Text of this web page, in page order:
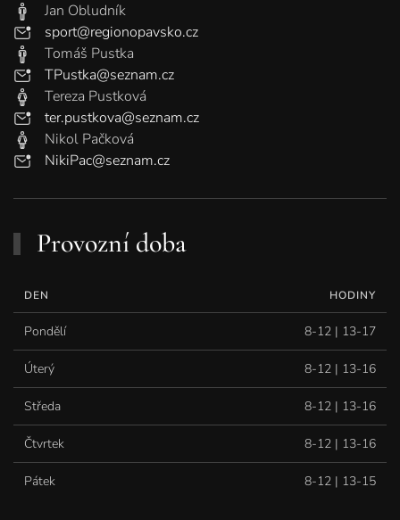
Jan Obludník
sport@regionopavsko.cz
Tomáš Pustka
TPustka@seznam.cz
Tereza Pustková
ter.pustkova@seznam.cz
Nikol Pačková
NikiPac@seznam.cz
Provozní doba
DEN HODINY
Pondělí 8-12 | 13-17
Úterý 8-12 | 13-16
Středa 8-12 | 13-16
Čtvrtek 8-12 | 13-16
Pátek 8-12 | 13-15